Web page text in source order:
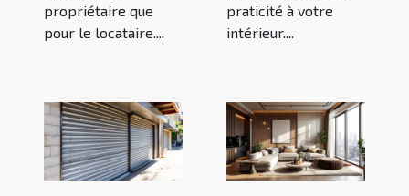
propriétaire que
pour le locataire....
praticité à votre
intérieur....